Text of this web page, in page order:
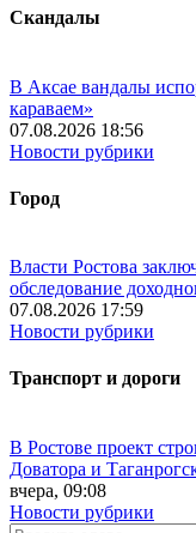
Скандалы
В Аксае вандалы
караваем»
07.08.2026 18:56
Новости рубрики
Город
Власти Ростова
обследование
07.08.2026 17:59
Новости рубрики
Транспорт и дороги
В Ростове проект
Доватора и
вчера, 09:08
Новости рубрики